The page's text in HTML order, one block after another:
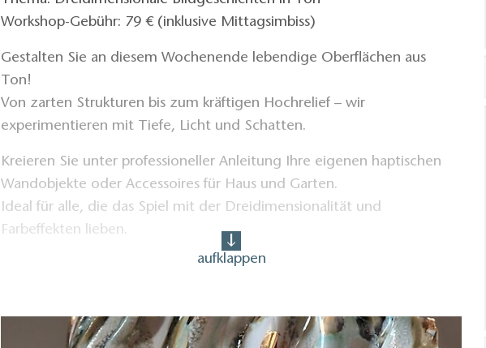
Workshop-Gebühr: 79 € (inklusive Mittagsimbiss)
Gestalten Sie an diesem Wochenende lebendige Oberflächen aus
Ton!
Von zarten Strukturen bis zum kräftigen Hochrelief – wir
experimentieren mit Tiefe, Licht und Schatten.
Kreieren Sie unter professioneller Anleitung Ihre eigenen haptischen
Wandobjekte oder Accessoires für Haus und Garten.
Ideal für alle, die das Spiel mit der Dreidimensionalität und
Farbeffekten lieben.
aufklappen